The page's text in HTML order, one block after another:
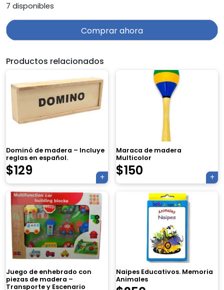
7 disponibles
Comprar ahora
Productos relacionados
Dominó de madera – Incluye
reglas en español.
$129
Maraca de madera
Multicolor
$150
Juego de enhebrado con
piezas de madera –
Transporte y Escenario
Naipes Educativos. Memoria
Animales
Tu carrito está vacío.
Agregá un producto y aparecerá acá